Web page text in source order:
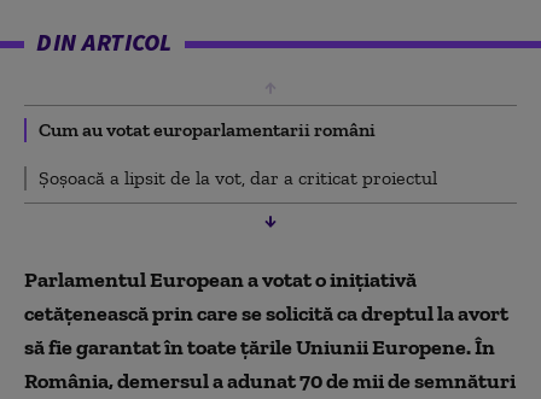
DIN ARTICOL
Cum au votat europarlamentarii români
Șoșoacă a lipsit de la vot, dar a criticat proiectul
Parlamentul European a votat o inițiativă
cetățenească prin care se solicită ca dreptul la avort
să fie garantat în toate țările Uniunii Europene. În
România, demersul a adunat 70 de mii de semnături